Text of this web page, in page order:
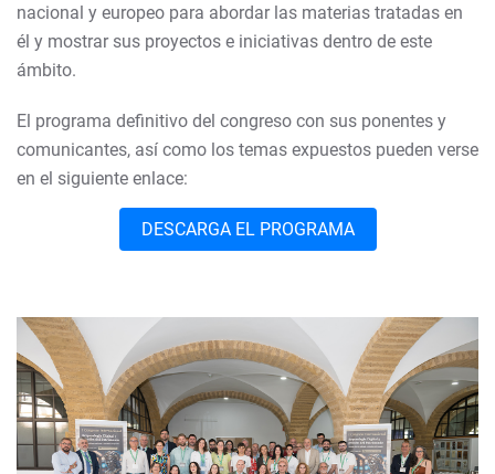
nacional y europeo para abordar las materias tratadas en
él y mostrar sus proyectos e iniciativas dentro de este
ámbito.
El programa definitivo del congreso con sus ponentes y
comunicantes, así como los temas expuestos pueden verse
en el siguiente enlace:
DESCARGA EL PROGRAMA